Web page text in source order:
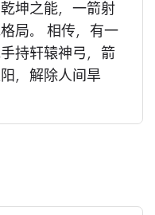
坤之能，一箭射
局。 相传，有一
持轩辕神弓，箭
，解除人间旱